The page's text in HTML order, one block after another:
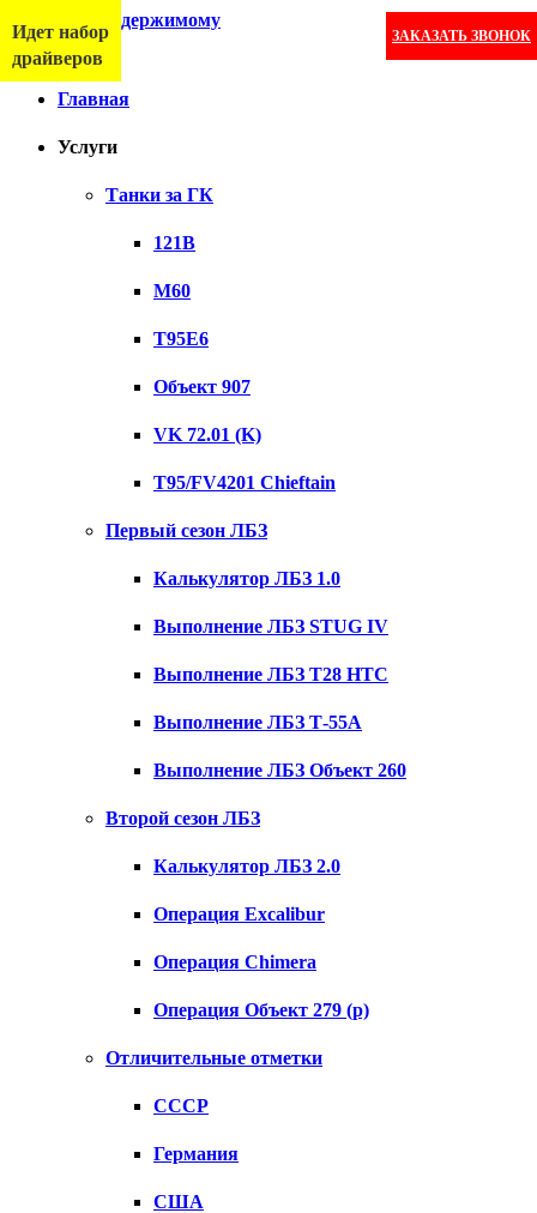
Перейти к содержимому
ЗАКАЗАТЬ ЗВОНОК
Меню
Главная
Услуги
Танки за ГК
121B
M60
T95E6
Объект 907
VK 72.01 (K)
T95/FV4201 Chieftain
Первый сезон ЛБЗ
Калькулятор ЛБЗ 1.0
Выполнение ЛБЗ STUG IV
Выполнение ЛБЗ T28 HTC
Выполнение ЛБЗ Т-55А
Выполнение ЛБЗ Объект 260
Второй сезон ЛБЗ
Калькулятор ЛБЗ 2.0
Операция Excalibur
Операция Chimera
Операция Объект 279 (р)
Отличительные отметки
СССР
Германия
США
Идет набор
драйверов